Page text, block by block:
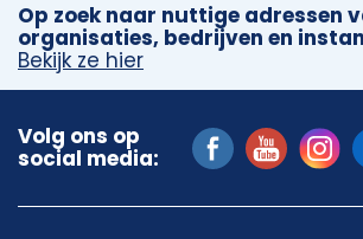
Op zoek naar nuttige adressen
organisaties, bedrijven en
Bekijk ze hier
Volg ons op
social media: